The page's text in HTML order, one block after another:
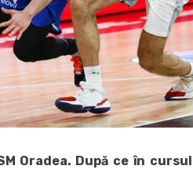
Oradea. După ce în